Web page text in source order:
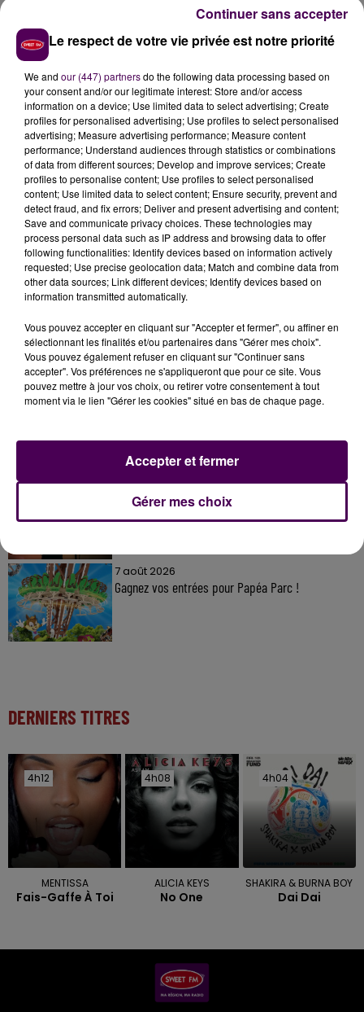
"maison d'architecte",
entièrement recouverte d'un bardage bois
semble-t-il complique le travail des soldats du feu
affairés à débusquer les zones de chaleur dans
l'épaisseur des parois. Quatre lances ont été
déployées pour venir à bout du sinistre, qui n'a pas
gagné les propriétés voisines et qui n'a fait aucun
blessé. La rue, peu passagère, était aux dernières
nouvelles totalement coupée à la circulation.
À LA UNE
7 août 2026
11 juillet 2026
Inscrivez-vous au casting The Voice & The Voice
Kids !
7 août 2026
Gagnez vos entrées pour Papéa Parc !
DERNIERS TITRES
4h12
4h12
MENTISSA
Fais-Gaffe À Toi
4h08
4h08
ALICIA KEYS
No One
4h04
4h04
SHAKIRA & BURNA BOY
Dai Dai
Le respect de votre vie privée est notre priorité
We and our (447) partnersdo the following data processing based on
your consent and/or our legitimate interest: Store and/or access
information on a device; Use limited data to select advertising; Create
profiles for personalised advertising; Use profiles to select personalised
advertising; Measure advertising performance; Measure content
performance; Understand audiences through statistics or combinations
of data from different sources; Develop and improve services; Create
profiles to personalise content; Use profiles to select personalised
content; Use limited data to select content; Ensure security, prevent and
detect fraud, and fix errors; Deliver and present advertising and content;
Save and communicate privacy choices. These technologies may
process personal data such as IP address and browsing data to offer
following functionalities: Identify devices based on information actively
requested; Use precise geolocation data; Match and combine data from
other data sources; Link different devices; Identify devices based on
information transmitted automatically.
Vous pouvez accepter en cliquant sur "Accepter et fermer", ou affiner en
sélectionnant les finalités et/ou partenaires dans "Gérer mes choix".
Vous pouvez également refuser en cliquant sur "Continuer sans
accepter". Vos préférences ne s'appliqueront que pour ce site. Vous
pouvez mettre à jour vos choix, ou retirer votre consentement à tout
moment via le lien "Gérer les cookies" situé en bas de chaque page.
Gérer mes choix
Accepter et fermer
Continuer sans accepter